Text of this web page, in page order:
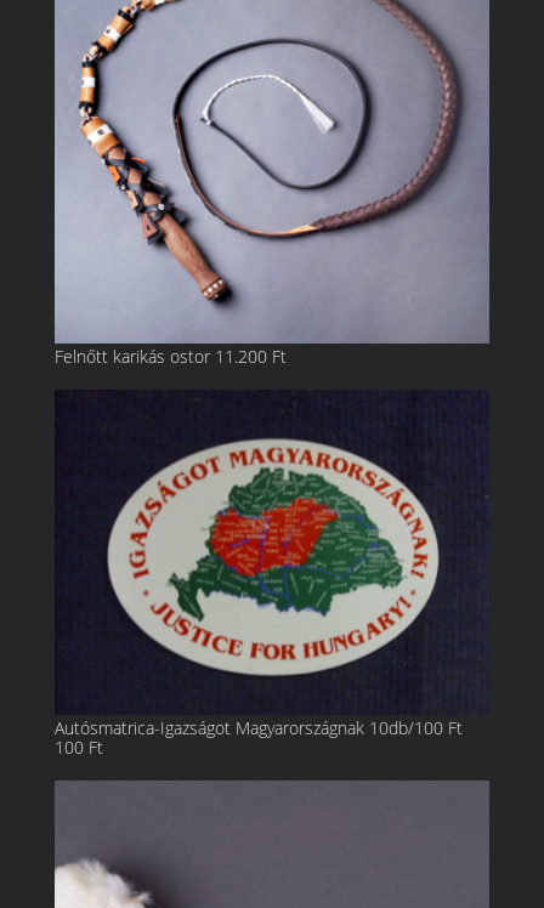
Felnőtt karikás ostor 11.200 Ft
Autósmatrica-Igazságot Magyarországnak 10db/100 Ft
100 Ft